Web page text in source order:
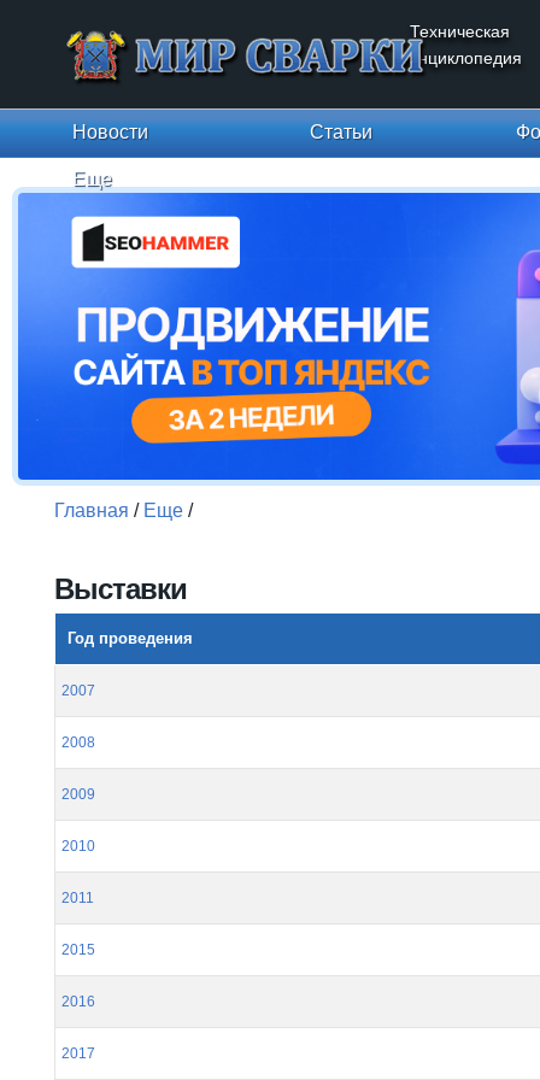
Техническая
энциклопедия
Новости Статьи
Еще
Главная / Еще /
Выставки
Год проведения
2007
2008
2009
2010
2011
2015
2016
2017